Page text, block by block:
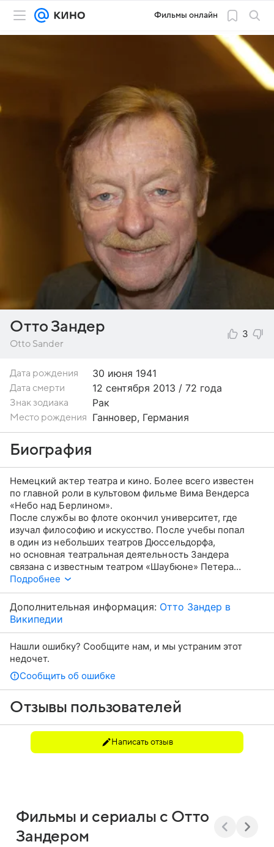
Фильмы онлайн
Отто Зандер
Otto Sander
3
Дата рождения 30 июня 1941
Дата смерти 12 сентября 2013 / 72 года
Знак зодиака Рак
Место рождения Ганновер, Германия
Биография
Немецкий актер театра и кино. Более всего известен
по главной роли в культовом фильме Вима Вендерса
«Небо над Берлином».
После службы во флоте окончил университет, где
изучал философию и искусство. После учебы попал
в один из небольших театров Дюссельдорфа,
но основная театральная деятельность Зандера
связана с известным театром «Шаубюне» Петера
Штайна в Берлине. В кино сыграл десятки
запоминающихся ролей, снимался у таких режиссеров,
как Вольфганг Петерсен, Эрик Ромер, Анджей Вайда и,
конечно же, Вим Вендерс. Часто выступал диктором
в документальных картинах, озвучивал аудиокниги —
на родине за это получил прозвище Голос.
Подробнее
Дополнительная информация: Отто Зандер в
Википедии
Нашли ошибку? Сообщите нам, и мы устраним этот
недочет.
Сообщить об ошибке
Отзывы пользователей
Написать отзыв
Фильмы и сериалы с Отто
Зандером